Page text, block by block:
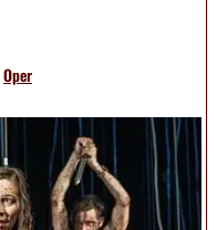
Oper